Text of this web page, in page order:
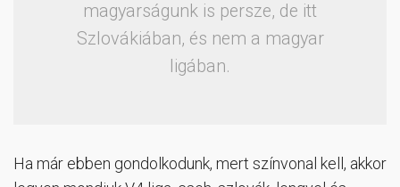
magyarságunk is persze, de itt
Szlovákiában, és nem a magyar
ligában.
Ha már ebben gondolkodunk, mert színvonal kell, akkor